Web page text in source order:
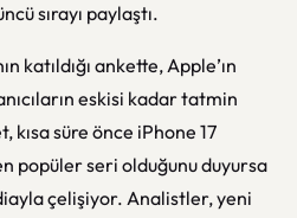
sırayı paylaştı.
katıldığı ankette, Apple’ın
eskisi kadar tatmin
kısa süre önce iPhone 17
popüler seri olduğunu duyursa
çelişiyor. Analistler, yeni